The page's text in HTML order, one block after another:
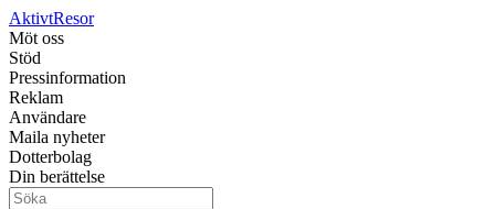
AktivtResor
Möt oss
Stöd
Pressinformation
Reklam
Användare
Maila nyheter
Dotterbolag
Din berättelse